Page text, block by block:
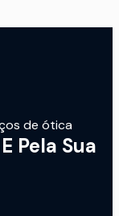
de ótica
Pela Sua